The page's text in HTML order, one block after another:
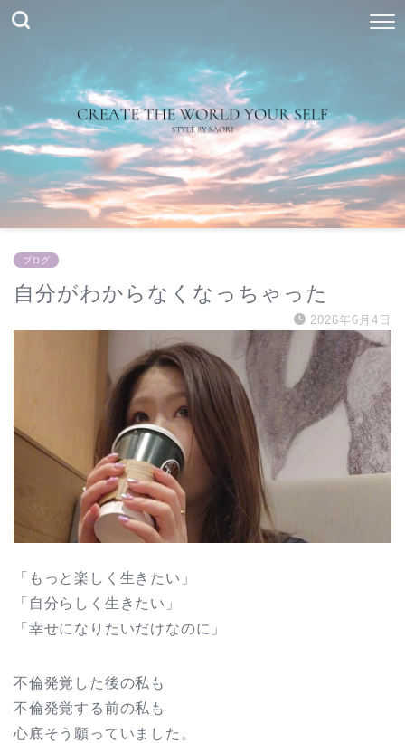
ブログ
自分がわからなくなっちゃった
2026年6月4日
「もっと楽しく生きたい」
「自分らしく生きたい」
「幸せになりたいだけなのに」
不倫発覚した後の私も
不倫発覚する前の私も
心底そう願っていました。